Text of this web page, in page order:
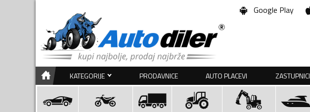
Google Play
KATEGORIJE PRODAVNICE AUTO PLACEVI ZASTUPNICI